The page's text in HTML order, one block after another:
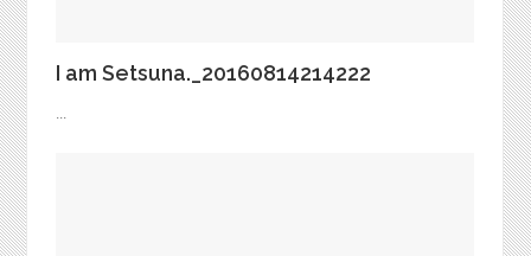
I am Setsuna._20160814214222
...